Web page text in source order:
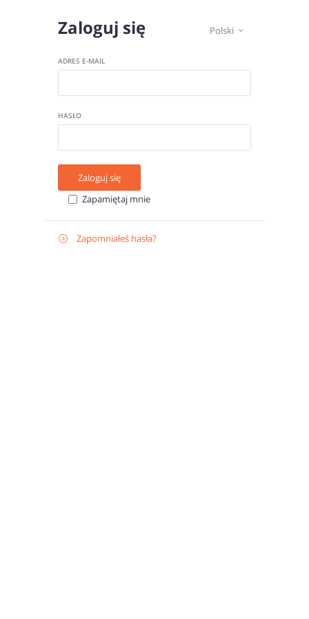
Polski 
Zaloguj się
ADRES E-MAIL
HASŁO
Zaloguj się
Zapamiętaj mnie
 Zapomniałeś hasła?